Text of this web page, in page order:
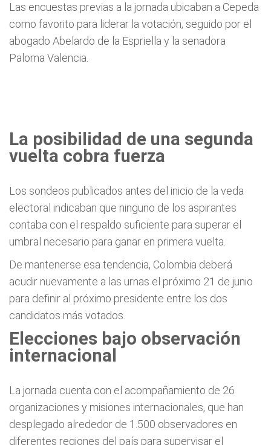
Las encuestas previas a la jornada ubicaban a Cepeda
como favorito para liderar la votación, seguido por el
abogado Abelardo de la Espriella y la senadora
Paloma Valencia.
La posibilidad de una segunda
vuelta cobra fuerza
Los sondeos publicados antes del inicio de la veda
electoral indicaban que ninguno de los aspirantes
contaba con el respaldo suficiente para superar el
umbral necesario para ganar en primera vuelta.
De mantenerse esa tendencia, Colombia deberá
acudir nuevamente a las urnas el próximo 21 de junio
para definir al próximo presidente entre los dos
candidatos más votados.
Elecciones bajo observación
internacional
La jornada cuenta con el acompañamiento de 26
organizaciones y misiones internacionales, que han
desplegado alrededor de 1.500 observadores en
diferentes regiones del país para supervisar el